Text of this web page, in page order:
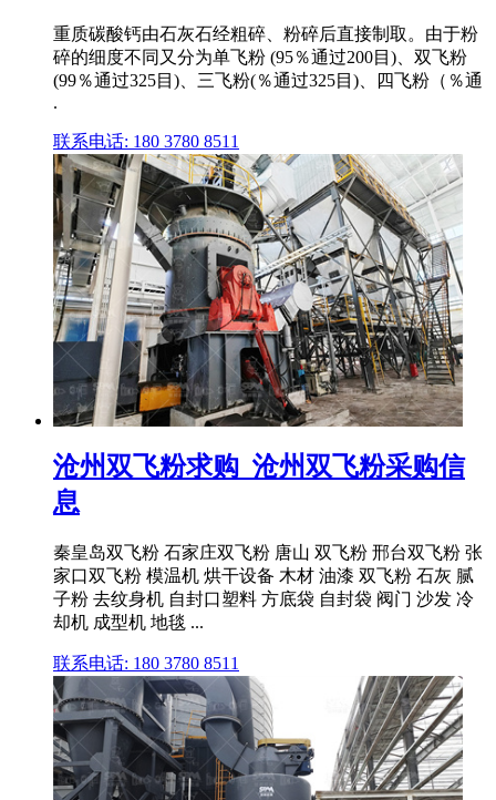
重质碳酸钙由石灰石经粗碎、粉碎后直接制取。由于粉
碎的细度不同又分为单飞粉 (95％通过200目)、双飞粉
(99％通过325目)、三飞粉(％通过325目)、四飞粉（％通
.
联系电话: 180 3780 8511
沧州双飞粉求购_沧州双飞粉采购信
息
秦皇岛双飞粉 石家庄双飞粉 唐山 双飞粉 邢台双飞粉 张
家口双飞粉 模温机 烘干设备 木材 油漆 双飞粉 石灰 腻
子粉 去纹身机 自封口塑料 方底袋 自封袋 阀门 沙发 冷
却机 成型机 地毯 ...
联系电话: 180 3780 8511